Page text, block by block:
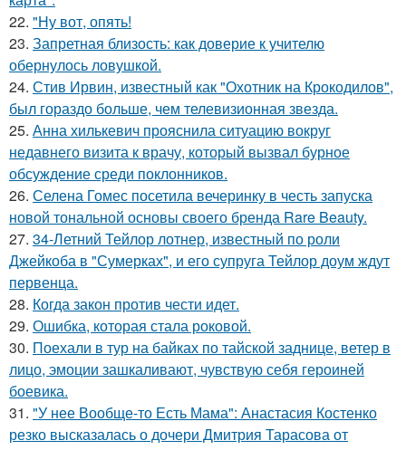
22. "Ну вот, опять!
23. Запретная близость: как доверие к учителю
обернулось ловушкой.
24. Стив Ирвин, известный как "Охотник на Крокодилов",
был гораздо больше, чем телевизионная звезда.
25. Анна хилькевич прояснила ситуацию вокруг
недавнего визита к врачу, который вызвал бурное
обсуждение среди поклонников.
26. Селена Гомес посетила вечеринку в честь запуска
новой тональной основы своего бренда Rare Beauty.
27. 34-Летний Тейлор лотнер, известный по роли
Джейкоба в "Сумерках", и его супруга Тейлор доум ждут
первенца.
28. Когда закон против чести идет.
29. Ошибка, которая стала роковой.
30. Поехали в тур на байках по тайской заднице, ветер в
лицо, эмоции зашкаливают, чувствую себя героиней
боевика.
31. "У нее Вообще-то Есть Мама": Анастасия Костенко
резко высказалась о дочери Дмитрия Тарасова от